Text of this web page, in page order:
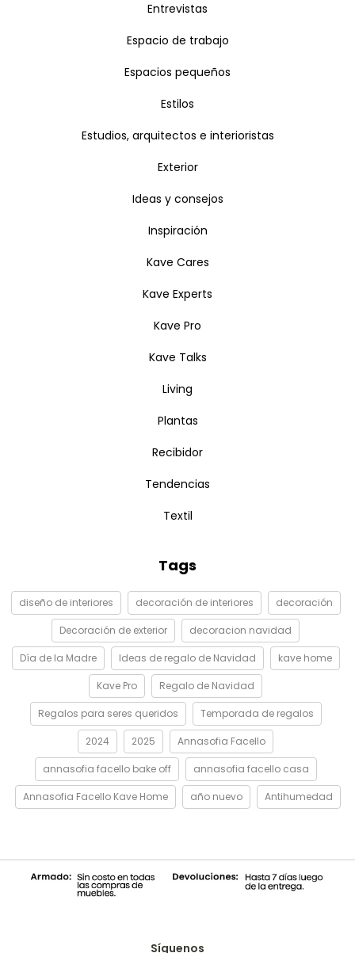
Entrevistas
Espacio de trabajo
Espacios pequeños
Estilos
Estudios, arquitectos e interioristas
Exterior
Ideas y consejos
Inspiración
Kave Cares
Kave Experts
Kave Pro
Kave Talks
Living
Plantas
Recibidor
Tendencias
Textil
Tags
diseño de interiores decoración de interiores decoración
Decoración de exterior decoracion navidad
Día de la Madre Ideas de regalo de Navidad kave home
Kave Pro Regalo de Navidad
Regalos para seres queridos Temporada de regalos
2024 2025 Annasofia Facello
annasofia facello bake off annasofia facello casa
Annasofia Facello Kave Home año nuevo Antihumedad
Síguenos